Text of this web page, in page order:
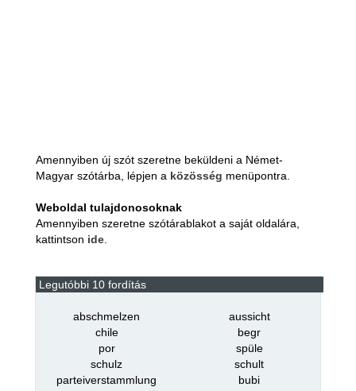
Amennyiben új szót szeretne beküldeni a Német-
Magyar szótárba, lépjen a közösség menüpontra.
Weboldal tulajdonosoknak
Amennyiben szeretne szótárablakot a saját oldalára,
kattintson ide.
Legutóbbi 10 fordítás
abschmelzen
aussicht
chile
begr
por
spüle
schulz
schult
parteiverstammlung
bubi